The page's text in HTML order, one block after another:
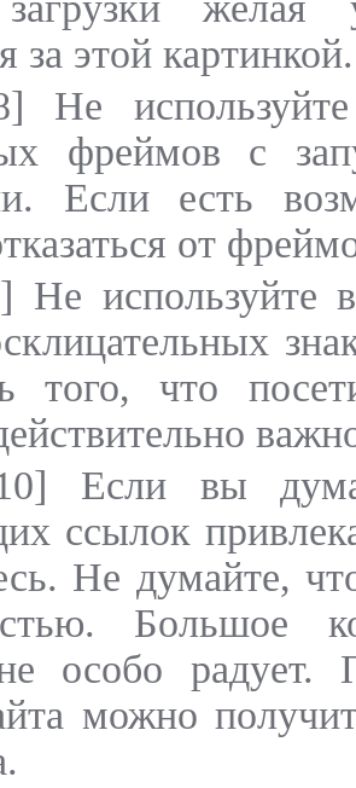
за этой картинкой.
Не
фреймов с
Если есть
от
Не используйте
того, что
Если вы
ссылок
Не думайте,
Большое
особо радует.
можно